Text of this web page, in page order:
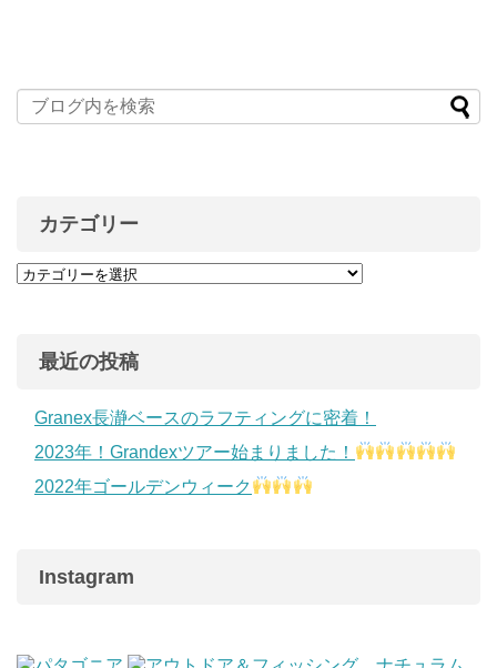
カテゴリー
最近の投稿
Granex長瀞ベースのラフティングに密着！
2023年！Grandexツアー始まりました！
2022年ゴールデンウィーク
Instagram